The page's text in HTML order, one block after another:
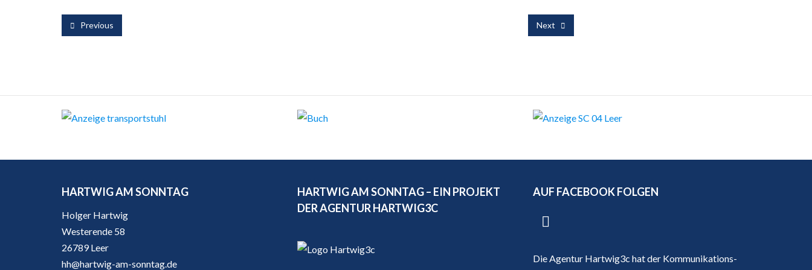
Previous Next
HARTWIG AM SONNTAG
Holger Hartwig
Westerende 58
26789 Leer
hh@hartwig-am-sonntag.de
HARTWIG AM SONNTAG – EIN PROJEKT
DER AGENTUR HARTWIG3C
AUF FACEBOOK FOLGEN
Die Agentur Hartwig3c hat der Kommunikations-